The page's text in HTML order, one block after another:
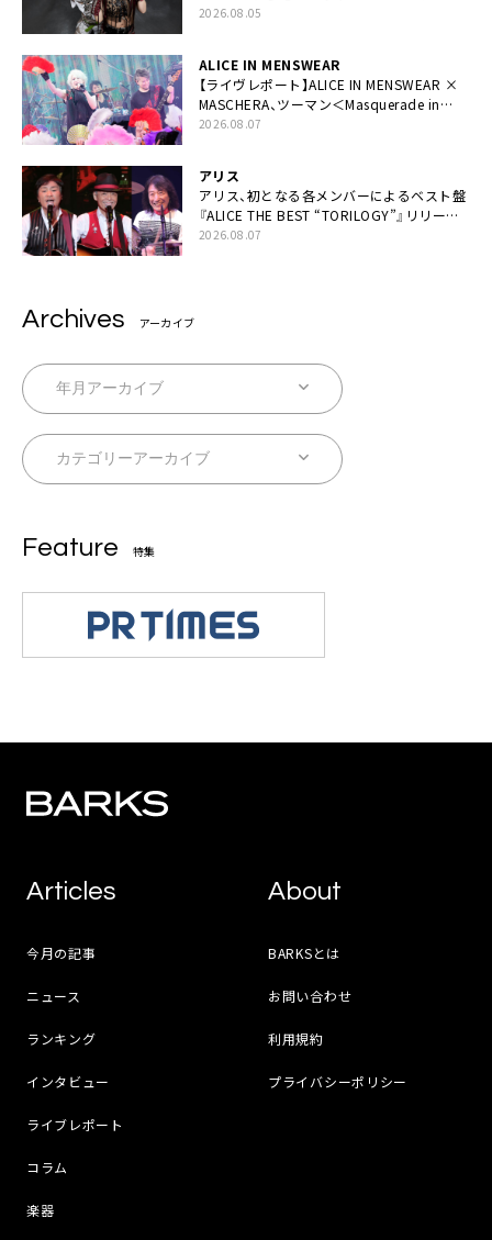
ー
2026.08.05
ALICE IN MENSWEAR
【ライヴレポート】ALICE IN MENSWEAR ×
MASCHERA、ツーマン＜Masquerade in
Wonderland＞に一夜限り豪華共演と14年
2026.08.07
アリス
アリス、初となる各メンバーによるベスト盤
『ALICE THE BEST “TORILOGY”』リリース
決定
2026.08.07
Archives アーカイブ
Feature 特集
Articles
今月の記事
ニュース
ランキング
インタビュー
ライブレポート
コラム
楽器
About
BARKSとは
お問い合わせ
利用規約
プライバシーポリシー